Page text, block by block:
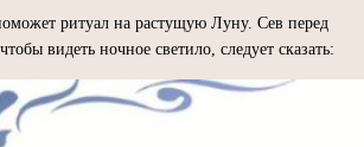
ритуал на растущую Луну. Сев перед
видеть ночное светило, следует сказать: